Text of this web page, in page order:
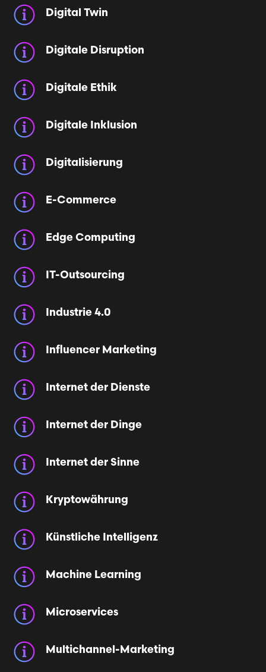
Digital Twin
Digitale Disruption
Digitale Ethik
Digitale Inklusion
Digitalisierung
E-Commerce
Edge Computing
IT-Outsourcing
Industrie 4.0
Influencer Marketing
Internet der Dienste
Internet der Dinge
Internet der Sinne
Kryptowährung
Künstliche Intelligenz
Machine Learning
Microservices
Multichannel-Marketing